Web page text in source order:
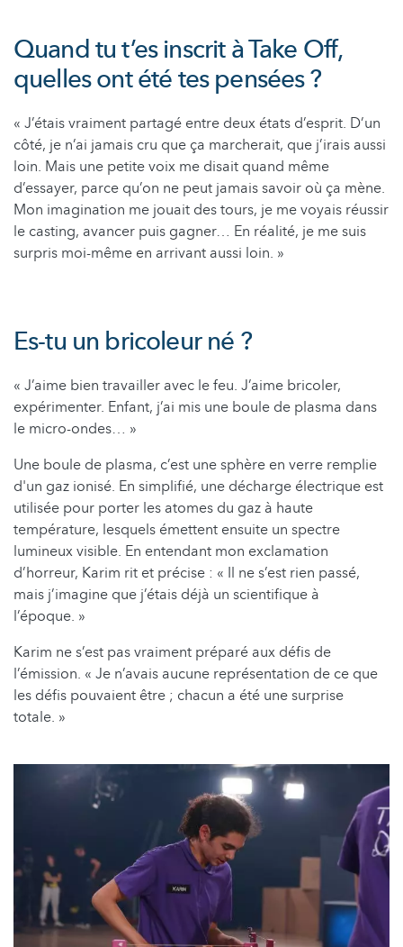
Quand tu t’es inscrit à Take Off,
quelles ont été tes pensées ?
« J’étais vraiment partagé entre deux états d’esprit. D’un
côté, je n’ai jamais cru que ça marcherait, que j’irais aussi
loin. Mais une petite voix me disait quand même
d’essayer, parce qu’on ne peut jamais savoir où ça mène.
Mon imagination me jouait des tours, je me voyais réussir
le casting, avancer puis gagner… En réalité, je me suis
surpris moi-même en arrivant aussi loin. »
Es-tu un bricoleur né ?
« J’aime bien travailler avec le feu. J’aime bricoler,
expérimenter. Enfant, j’ai mis une boule de plasma dans
le micro-ondes… »
Une boule de plasma, c’est une sphère en verre remplie
d'un gaz ionisé. En simplifié, une décharge électrique est
utilisée pour porter les atomes du gaz à haute
température, lesquels émettent ensuite un spectre
lumineux visible. En entendant mon exclamation
d’horreur, Karim rit et précise : « Il ne s’est rien passé,
mais j’imagine que j’étais déjà un scientifique à
l’époque. »
Karim ne s’est pas vraiment préparé aux défis de
l’émission. « Je n’avais aucune représentation de ce que
les défis pouvaient être ; chacun a été une surprise
totale. »